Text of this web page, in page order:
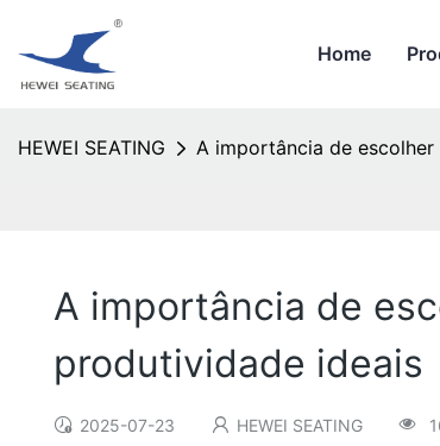
Home
HEWEI SEATING A importância de
A importância de
produtividade ideais
2025-07-23 HEWEI SEATING